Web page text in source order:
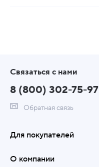
Связаться с нами
8 (800) 302-75-97
Обратная связь
Для покупателей
О компании